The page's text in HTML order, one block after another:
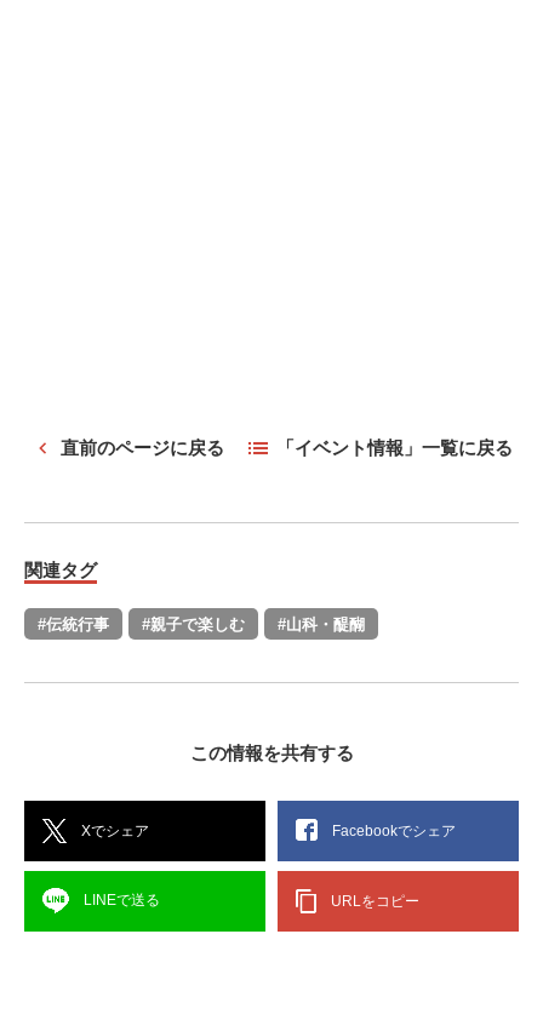
直前のページに戻る 「イベント情報」一覧に戻る
関連タグ
#伝統行事 #親子で楽しむ #山科・醍醐
この情報を共有する
Xでシェア Facebookでシェア
LINEで送る URLをコピー